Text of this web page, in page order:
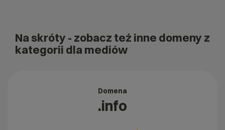
Na skróty - zobacz też inne domeny z
kategorii dla mediów
Domena
.info